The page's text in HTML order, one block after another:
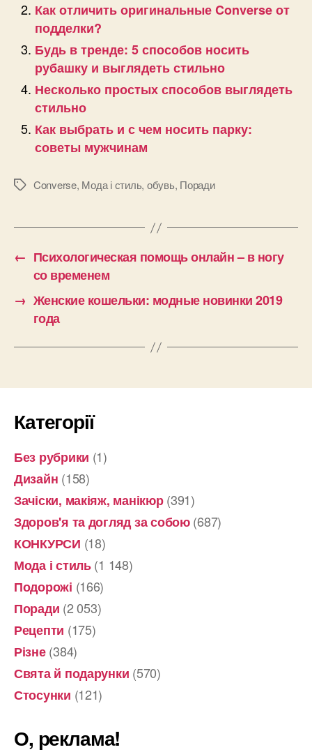
Как отличить оригинальные Converse от
подделки?
Будь в тренде: 5 способов носить
рубашку и выглядеть стильно
Несколько простых способов выглядеть
стильно
Как выбрать и с чем носить парку:
советы мужчинам
Позначки
Converse, Мода і стиль, обувь, Поради
← Психологическая помощь онлайн – в ногу
со временем
→ Женские кошельки: модные новинки 2019
года
Категорії
Без рубрики (1)
Дизайн (158)
Зачіски, макіяж, манікюр(391)
Здоров'я та догляд за собою(687)
КОНКУРСИ (18)
Мода і стиль(1 148)
Подорожі (166)
Поради (2 053)
Рецепти (175)
Різне(384)
Свята й подарунки (570)
Стосунки (121)
О, реклама!